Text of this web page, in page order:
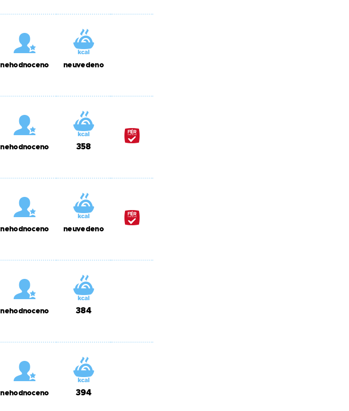
nehodnoceno neuvedeno
nehodnoceno 358
nehodnoceno neuvedeno
nehodnoceno 384
nehodnoceno 394